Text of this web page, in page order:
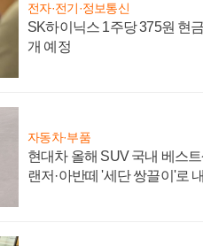
전자·전기·정보통신
SK하이닉스 1주당 375원 현
개 예정
자동차·부품
현대차 올해 SUV 국내 베스
랜저·아반떼 '세단 쌍끌이'로